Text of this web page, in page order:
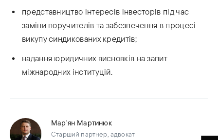
представництво інтересів інвесторів під час
заміни поручителів та забезпечення в процесі
викупу синдикованих кредитів;
надання юридичних висновків на запит
міжнародних інституцій.
Мар'ян Мартинюк
Старший партнер, адвокат